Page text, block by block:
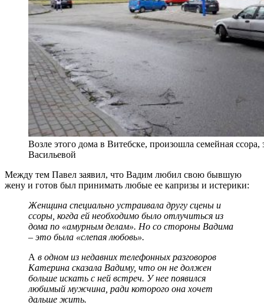
Возле этого дома в Витебске, произошла семейная
Васильевой
Между тем Павел заявил, что Вадим любил свою бывшую
жену и готов был принимать любые ее капризы и истерики:
Женщина специально устраивала другу сцены и
ссоры, когда ей необходимо было отлучиться из
дома по «амурным делам». Но со стороны Вадима
– это была «слепая любовь».
А в одном из недавних телефонных разговоров
Катерина сказала Вадиму, что он не должен
больше искать с ней встреч. У нее появился
любимый мужчина, ради которого она хочет
дальше жить.